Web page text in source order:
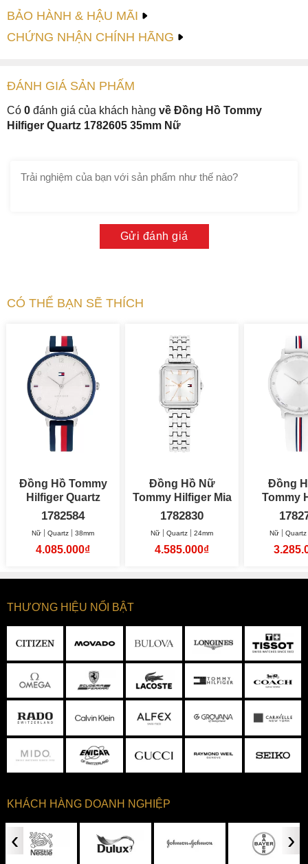
BẢO HÀNH & HẬU MÃI
CHỨNG NHẬN CHÍNH HÃNG
ĐÁNH GIÁ SẢN PHẤM
Có 0 đánh giá của khách hàng về Đồng Hồ Tommy
Hilfiger Quartz 1782605 35mm Nữ
Gửi đánh giá
CÓ THỂ BẠN SẼ THÍCH
Đồng Hồ Tommy
Hilfiger Quartz
38mm Nữ
1782584
Nữ Quartz 38mm
4.085.000₫
Đồng Hồ Nữ
Tommy Hilfiger Mia
24mm
1782830
Nữ Quartz 24mm
4.585.000₫
Đồng
Tommy
Nữ Quartz
THƯƠNG HIỆU NỔI BẬT
KHÁCH HÀNG DOANH NGHIỆP
‹ ›